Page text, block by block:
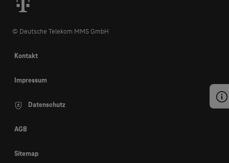
© Deutsche Telekom MMS GmbH
Kontakt
Impressum
Datenschutz
AGB
Sitemap